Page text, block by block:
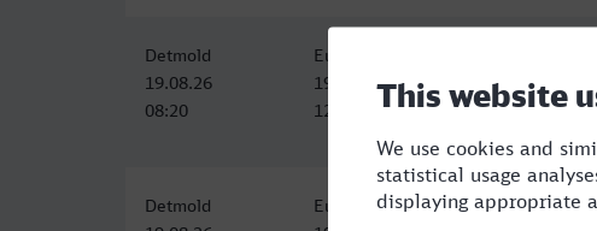
Detmold
19.08.26
08:20
Euskirchen
19.08.26
12:28
Detmold
Euskirchen
5:00